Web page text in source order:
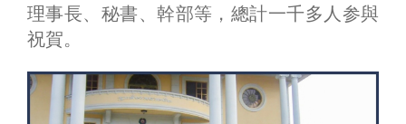
理事長、秘書、幹部等，總計一千多人参與
祝賀。